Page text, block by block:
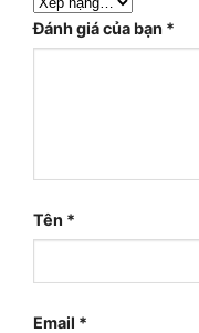
Đánh giá của bạn *
Tên *
Email *